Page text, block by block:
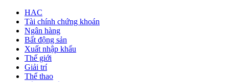
HAC
Tài chính chứng khoán
Ngân hàng
Bất động sản
Xuất nhập khẩu
Thế giới
Giải trí
Thể thao